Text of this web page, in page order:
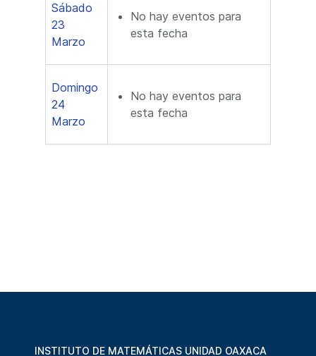
Sábado
23
Marzo
No hay eventos para
esta fecha
Domingo
24
Marzo
No hay eventos para
esta fecha
INSTITUTO DE MATEMÁTICAS UNIDAD OAXACA